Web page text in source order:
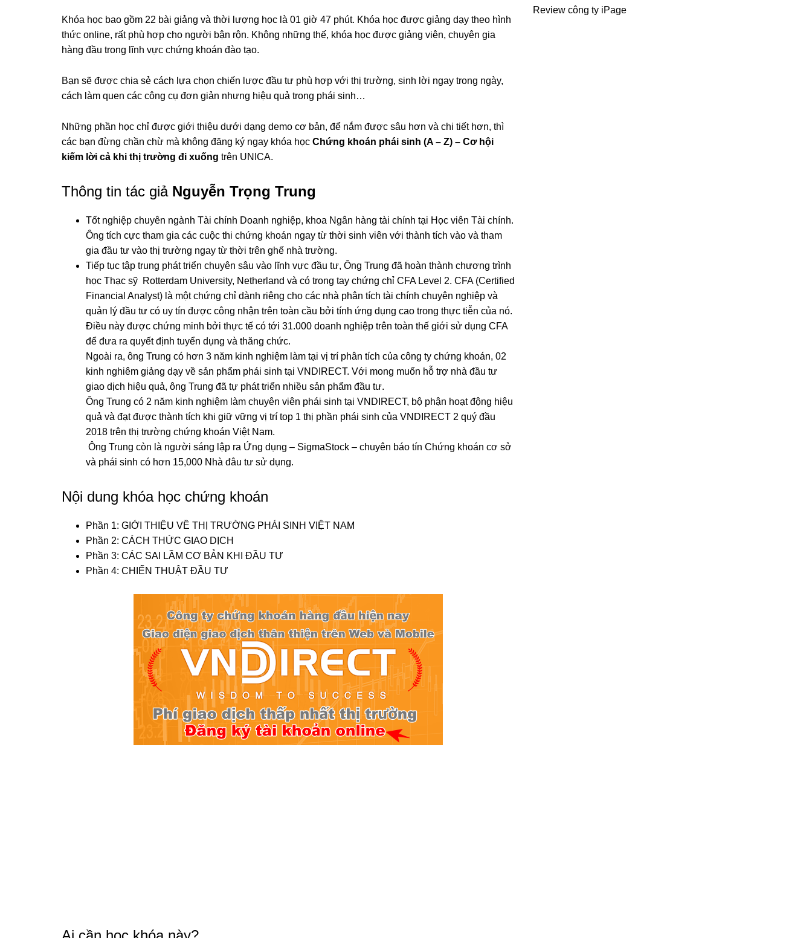
Khóa học bao gồm 22 bài giảng và thời lượng học là 01 giờ 47 phút. Khóa học được giảng dạy theo hình
thức online, rất phù hợp cho người bận rộn. Không những thế, khóa học được giảng viên, chuyên gia
hàng đầu trong lĩnh vực chứng khoán đào tạo.
Bạn sẽ được chia sẻ cách lựa chọn chiến lược đầu tư phù hợp với thị trường, sinh lời ngay trong ngày,
cách làm quen các công cụ đơn giản nhưng hiệu quả trong phái sinh…
Những phần học chỉ được giới thiệu dưới dạng demo cơ bản, để nắm được sâu hơn và chi tiết hơn, thì
các bạn đừng chần chừ mà không đăng ký ngay khóa học Chứng khoán phái sinh (A – Z) – Cơ hội
kiếm lời cả khi thị trường đi xuống trên UNICA.
Thông tin tác giả Nguyễn Trọng Trung
Tốt nghiệp chuyên ngành Tài chính Doanh nghiệp, khoa Ngân hàng tài chính tại Học viên Tài chính.
Ông tích cực tham gia các cuộc thi chứng khoán ngay từ thời sinh viên với thành tích vào và tham
gia đầu tư vào thị trường ngay từ thời trên ghế nhà trường.
Tiếp tục tập trung phát triển chuyên sâu vào lĩnh vực đầu tư, Ông Trung đã hoàn thành chương trình
học Thạc sỹ Rotterdam University, Netherland và có trong tay chứng chỉ CFA Level 2. CFA (Certified
Financial Analyst) là một chứng chỉ dành riêng cho các nhà phân tích tài chính chuyên nghiệp và
quản lý đầu tư có uy tín được công nhận trên toàn cầu bởi tính ứng dụng cao trong thực tiễn của nó.
Điều này được chứng minh bởi thực tế có tới 31.000 doanh nghiệp trên toàn thế giới sử dụng CFA
để đưa ra quyết định tuyển dụng và thăng chức.
Ngoài ra, ông Trung có hơn 3 năm kinh nghiệm làm tại vị trí phân tích của công ty chứng khoán, 02
kinh nghiêm giảng dạy về sản phẩm phái sinh tại VNDIRECT. Với mong muốn hỗ trợ nhà đầu tư
giao dịch hiệu quả, ông Trung đã tự phát triển nhiều sản phẩm đầu tư.
Ông Trung có 2 năm kinh nghiệm làm chuyên viên phái sinh tại VNDIRECT, bộ phận hoạt động hiệu
quả và đạt được thành tích khi giữ vững vị trí top 1 thị phần phái sinh của VNDIRECT 2 quý đầu
2018 trên thị trường chứng khoán Việt Nam.
Ông Trung còn là người sáng lập ra Ứng dụng – SigmaStock – chuyên báo tín Chứng khoán cơ sở
và phái sinh có hơn 15,000 Nhà đâu tư sử dụng.
Nội dung khóa học chứng khoán
Phần 1: GIỚI THIỆU VỀ THỊ TRƯỜNG PHÁI SINH VIỆT NAM
Phần 2: CÁCH THỨC GIAO DỊCH
Phần 3: CÁC SAI LẦM CƠ BẢN KHI ĐẦU TƯ
Phần 4: CHIẾN THUẬT ĐẦU TƯ
Review công ty iPage